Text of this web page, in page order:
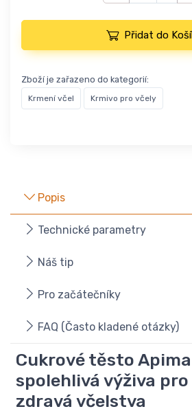
Přidat do
Zboží je zařazeno do kategorií:
Krmení včel Krmivo pro včely
Popis
Technické parametry
Náš tip
Pro začátečníky
FAQ (Často kladené otázky)
Cukrové těsto
spolehlivá výživa pro
zdravá včelstva